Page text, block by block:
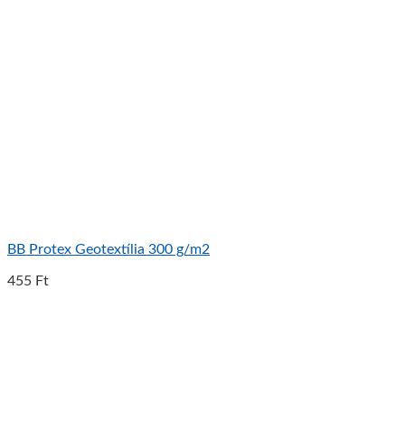
BB Protex Geotextília 300 g/m2
455 Ft